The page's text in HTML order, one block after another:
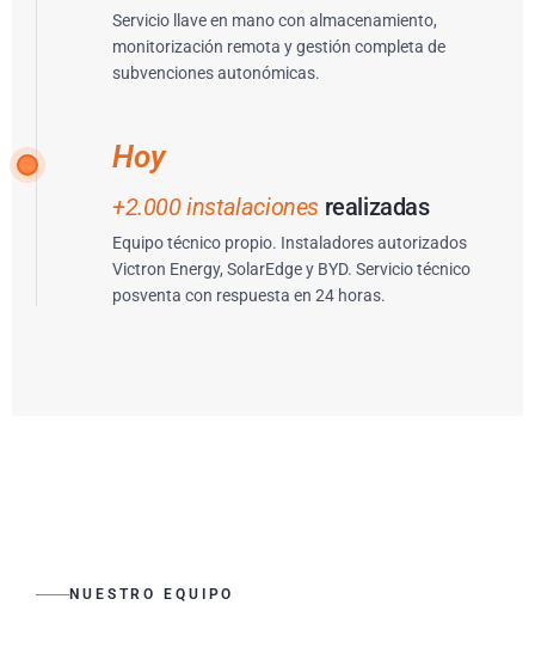
Servicio llave en mano con almacenamiento,
monitorización remota y gestión completa de
subvenciones autonómicas.
Hoy
+2.000 instalaciones realizadas
Equipo técnico propio. Instaladores autorizados
Victron Energy, SolarEdge y BYD. Servicio técnico
posventa con respuesta en 24 horas.
NUESTRO EQUIPO